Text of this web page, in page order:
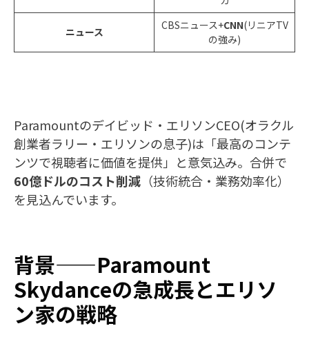
ニュース CBSニュース+CNN(リニアTV
の強み)
Paramountのデイビッド・エリソンCEO(オラクル
創業者ラリー・エリソンの息子)は「最高のコンテ
ンツで視聴者に価値を提供」と意気込み。合併で
60億ドルのコスト削減 （技術統合・業務効率化）
を見込んでいます。
背景——Paramount
Skydanceの急成長とエリソ
ン家の戦略